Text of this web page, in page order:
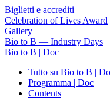
Biglietti e accrediti
Celebration of Lives Award
Gallery
Bio to B — Industry Days
Bio to B | Doc
Tutto su Bio to B |
Programma | Doc
Contents